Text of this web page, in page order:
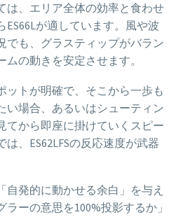
は、エリア全体の効率と食わせ
が適しています。風や波
でも、グラスティップがバラン
の動きを安定させます。
ットが明確で、そこから一歩も
い場合、あるいはシューティン
てから即座に掛けていくスピー
は、ES62LFSの反応速度が武器
自発的に動かせる余白」を与え
ーの意思を100%投影するか」